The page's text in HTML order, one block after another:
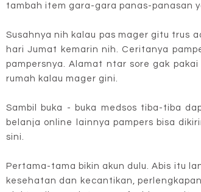
tambah item gara-gara panas-panasan
Susahnya nih kalau pas mager gitu trus
hari Jumat kemarin nih. Ceritanya
pampersnya. Alamat ntar sore gak
rumah kalau mager gini.
Sambil buka - buka medsos tiba-tiba
belanja online lainnya pampers bisa
sini.
Pertama-tama bikin akun dulu. Abis itu
kesehatan dan kecantikan,